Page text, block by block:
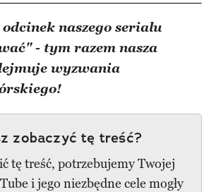
naszego serialu
- tym razem nasza
wyzwania
zobaczyć tę treść?
tę treść, potrzebujemy Twojej
i jego niezbędne cele mogły